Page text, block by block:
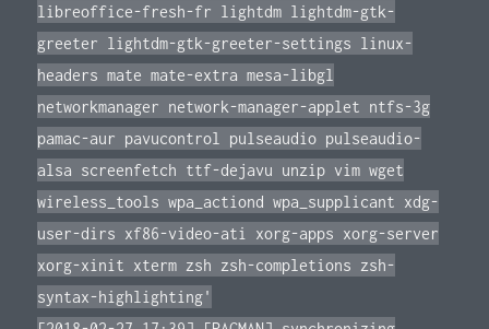
libreoffice-fresh-fr lightdm lightdm-gtk-
greeter lightdm-gtk-greeter-settings linux-
headers mate mate-extra mesa-libgl
networkmanager network-manager-applet ntfs-3g
pamac-aur pavucontrol pulseaudio pulseaudio-
alsa screenfetch ttf-dejavu unzip vim wget
wireless_tools wpa_actiond wpa_supplicant xdg-
user-dirs xf86-video-ati xorg-apps xorg-server
xorg-xinit xterm zsh zsh-completions zsh-
syntax-highlighting'